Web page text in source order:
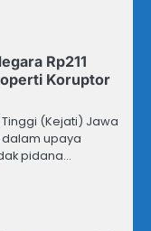
Rp211
Koruptor
Tinggi (Kejati) Jawa
upaya
pidana…